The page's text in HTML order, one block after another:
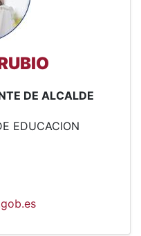
DE ALCALDE
EDUCACION